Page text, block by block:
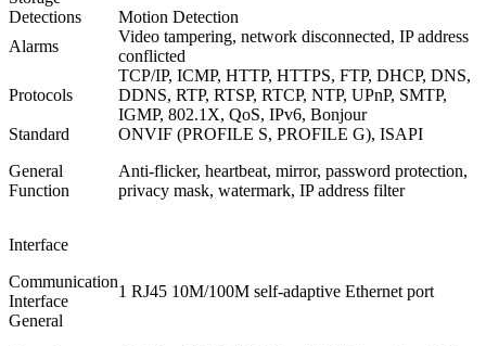
Detections
Motion Detection
Alarms
Video tampering, network disconnected, IP address
conflicted
Protocols
TCP/IP, ICMP, HTTP, HTTPS, FTP, DHCP, DNS,
DDNS, RTP, RTSP, RTCP, NTP, UPnP, SMTP,
IGMP, 802.1X, QoS, IPv6, Bonjour
Standard
ONVIF (PROFILE S, PROFILE G), ISAPI
General
Function
Anti-flicker, heartbeat, mirror, password protection,
privacy mask, watermark, IP address filter
Interface
Communication
Interface
1 RJ45 10M/100M self-adaptive Ethernet port
General